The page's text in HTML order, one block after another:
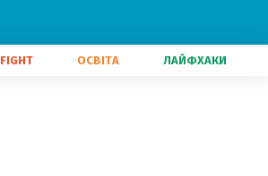
FIGHT ОСВІТА ЛАЙФХАКИ